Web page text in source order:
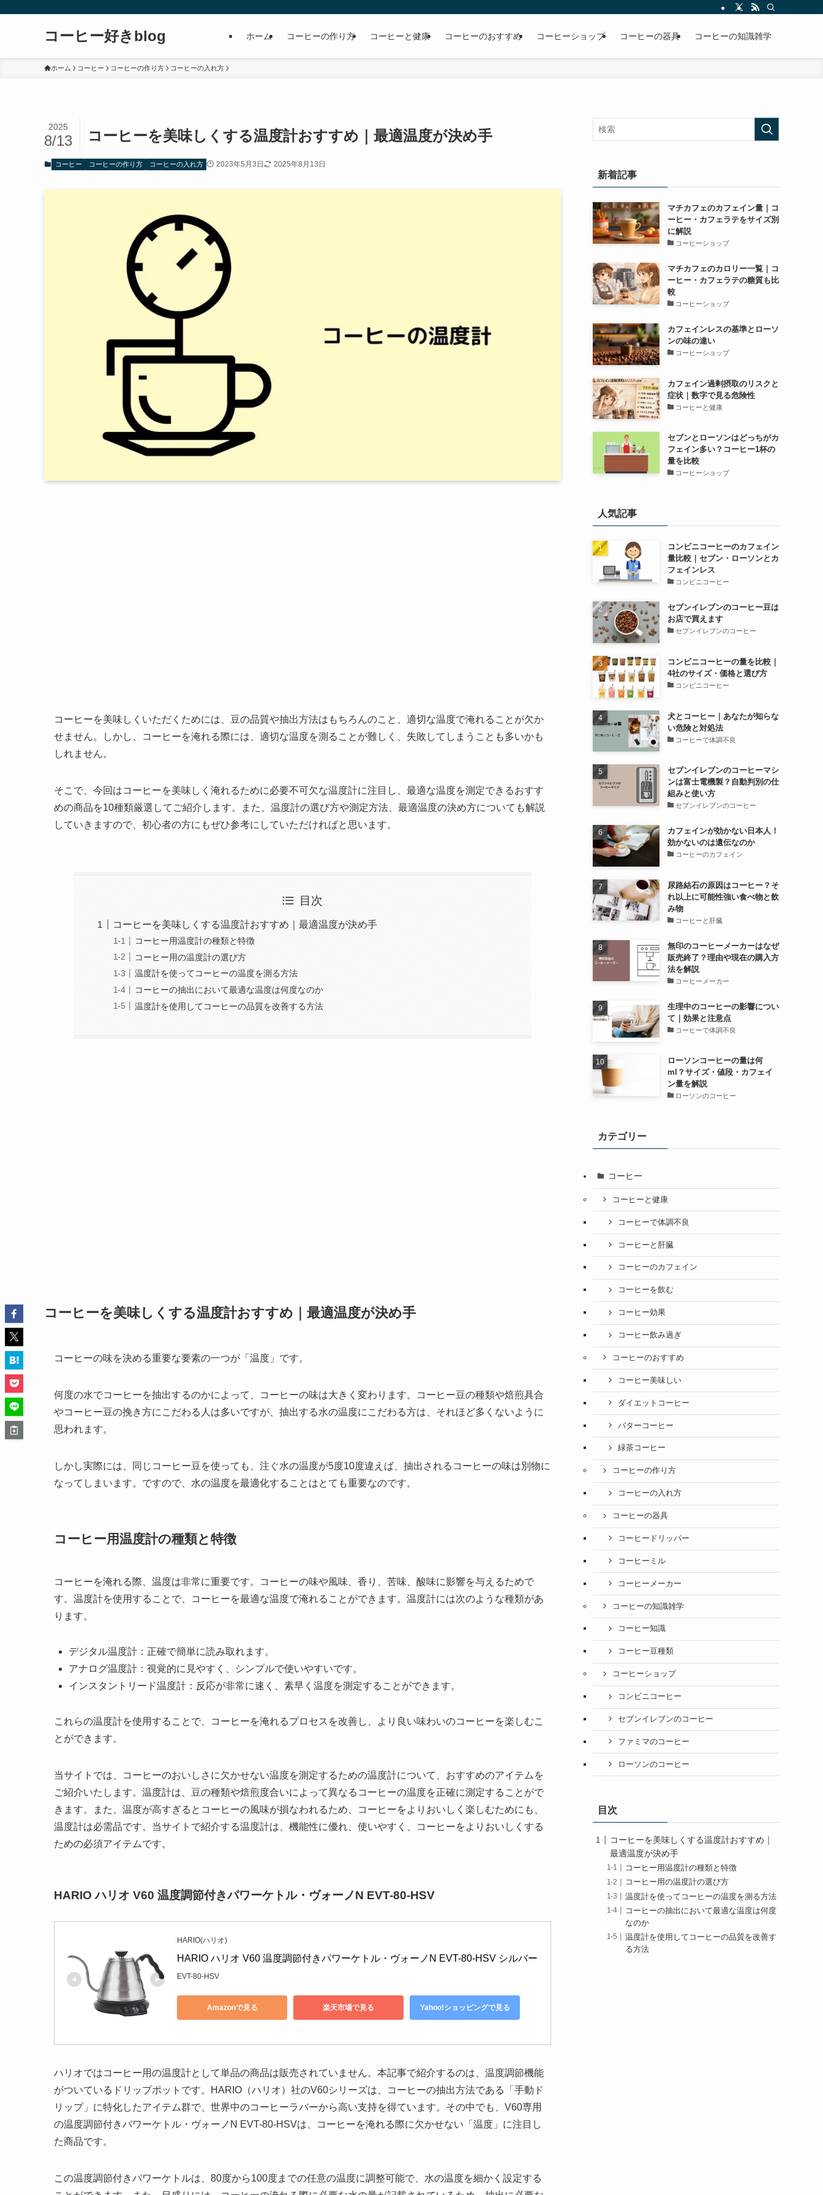
コーヒー好きblog ホーム コーヒーの作り方 コーヒーと健康 コーヒーのおすすめ コーヒーショップ コーヒーの器具 コーヒーの知識雑学
ホーム コーヒー コーヒーの作り方 コーヒーの入れ方
コーヒーを美味しくする温度計おすすめ｜最適温度が決め手
2025
8/13
コーヒー コーヒーの作り方 コーヒーの入れ方 2023年5月3日 2025年8月13日
コーヒーを美味しくいただくためには、豆の品質や抽出方法はもちろんのこと、適切な温度で淹れることが欠か
せません。しかし、コーヒーを淹れる際には、適切な温度を測ることが難しく、失敗してしまうことも多いかも
しれません。
そこで、今回はコーヒーを美味しく淹れるために必要不可欠な温度計に注目し、最適な温度を測定できるおすす
めの商品を10種類厳選してご紹介します。また、温度計の選び方や測定方法、最適温度の決め方についても解説
していきますので、初心者の方にもぜひ参考にしていただければと思います。
目次
コーヒーを美味しくする温度計おすすめ｜最適温度が決め手
コーヒー用温度計の種類と特徴
コーヒー用の温度計の選び方
温度計を使ってコーヒーの温度を測る方法
コーヒーの抽出において最適な温度は何度なのか
温度計を使用してコーヒーの品質を改善する方法
コーヒーを美味しくする温度計おすすめ｜最適温度が決め手
コーヒーの味を決める重要な要素の一つが「温度」です。
何度の水でコーヒーを抽出するのかによって、コーヒーの味は大きく変わります。コーヒー豆の種類や焙煎具合
やコーヒー豆の挽き方にこだわる人は多いですが、抽出する水の温度にこだわる方は、それほど多くないように
思われます。
しかし実際には、同じコーヒー豆を使っても、注ぐ水の温度が5度10度違えば、抽出されるコーヒーの味は別物に
なってしまいます。ですので、水の温度を最適化することはとても重要なのです。
コーヒー用温度計の種類と特徴
コーヒーを淹れる際、温度は非常に重要です。コーヒーの味や風味、香り、苦味、酸味に影響を与えるためで
す。温度計を使用することで、コーヒーを最適な温度で淹れることができます。温度計には次のような種類があ
ります。
デジタル温度計：正確で簡単に読み取れます。
アナログ温度計：視覚的に見やすく、シンプルで使いやすいです。
インスタントリード温度計：反応が非常に速く、素早く温度を測定することができます。
これらの温度計を使用することで、コーヒーを淹れるプロセスを改善し、より良い味わいのコーヒーを楽しむこ
とができます。
当サイトでは、コーヒーのおいしさに欠かせない温度を測定するための温度計について、おすすめのアイテムを
ご紹介いたします。温度計は、豆の種類や焙煎度合いによって異なるコーヒーの温度を正確に測定することがで
きます。また、温度が高すぎるとコーヒーの風味が損なわれるため、コーヒーをよりおいしく楽しむためにも、
温度計は必需品です。当サイトで紹介する温度計は、機能性に優れ、使いやすく、コーヒーをよりおいしくする
ための必須アイテムです。
HARIO ハリオ V60 温度調節付きパワーケトル・ヴォーノN EVT-80-HSV
HARIO(ハリオ)
HARIO ハリオ V60 温度調節付きパワーケトル・ヴォーノN EVT-80-HSV シルバー
EVT-80-HSV
Amazonで見る 楽天市場で見る Yahoo!ショッピングで見る
ハリオではコーヒー用の温度計として単品の商品は販売されていません。本記事で紹介するのは、温度調節機能
がついているドリップポットです。HARIO（ハリオ）社のV60シリーズは、コーヒーの抽出方法である「手動ド
リップ」に特化したアイテム群で、世界中のコーヒーラバーから高い支持を得ています。その中でも、V60専用
の温度調節付きパワーケトル・ヴォーノN EVT-80-HSVは、コーヒーを淹れる際に欠かせない「温度」に注目し
た商品です。
この温度調節付きパワーケトルは、80度から100度までの任意の温度に調整可能で、水の温度を細かく設定する
新着記事
マチカフェのカフェイン量｜コ
ーヒー・カフェラテをサイズ別
に解説
コーヒーショップ
マチカフェのカロリー一覧｜コ
ーヒー・カフェラテの糖質も比
較
コーヒーショップ
カフェインレスの基準とローソ
ンの味の違い
コーヒーショップ
カフェイン過剰摂取のリスクと
症状｜数字で見る危険性
コーヒーと健康
セブンとローソンはどっちがカ
フェイン多い？コーヒー1杯の
量を比較
コーヒーショップ
人気記事
コンビニコーヒーのカフェイン
量比較｜セブン・ローソンとカ
フェインレス
コンビニコーヒー
セブンイレブンのコーヒー豆は
お店で買えます
セブンイレブンのコーヒー
コンビニコーヒーの量を比較｜
4社のサイズ・価格と選び方
コンビニコーヒー
犬とコーヒー｜あなたが知らな
い危険と対処法
コーヒーで体調不良
セブンイレブンのコーヒーマシ
ンは富士電機製？自動判別の仕
組みと使い方
セブンイレブンのコーヒー
カフェインが効かない日本人！
効かないのは遺伝なのか
コーヒーのカフェイン
尿路結石の原因はコーヒー？そ
れ以上に可能性強い食べ物と飲
み物
コーヒーと肝臓
無印のコーヒーメーカーはなぜ
販売終了？理由や現在の購入方
法を解説
コーヒーメーカー
生理中のコーヒーの影響につい
て｜効果と注意点
コーヒーで体調不良
ローソンコーヒーの量は何
ml？サイズ・値段・カフェイ
ン量を解説
ローソンのコーヒー
カテゴリー
コーヒー
コーヒーと健康
コーヒーで体調不良
コーヒーと肝臓
コーヒーのカフェイン
コーヒーを飲む
コーヒー効果
コーヒー飲み過ぎ
コーヒーのおすすめ
コーヒー美味しい
ダイエットコーヒー
バターコーヒー
緑茶コーヒー
コーヒーの作り方
コーヒーの入れ方
コーヒーの器具
コーヒードリッパー
コーヒーミル
コーヒーメーカー
コーヒーの知識雑学
コーヒー知識
コーヒー豆種類
コーヒーショップ
コンビニコーヒー
セブンイレブンのコーヒー
ファミマのコーヒー
ローソンのコーヒー
目次
コーヒーを美味しくする温度計おすすめ｜
最適温度が決め手
コーヒー用温度計の種類と特徴
コーヒー用の温度計の選び方
温度計を使ってコーヒーの温度を測る方法
コーヒーの抽出において最適な温度は何度
なのか
温度計を使用してコーヒーの品質を改善す
る方法